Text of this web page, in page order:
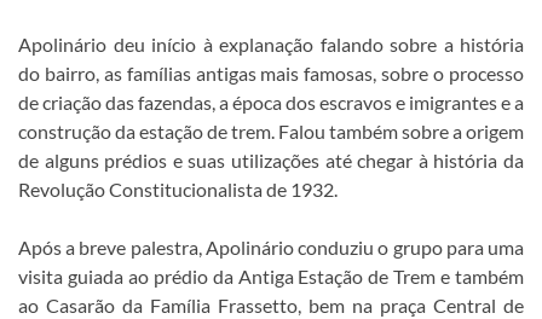
Apolinário deu início à explanação falando sobre a história
do bairro, as famílias antigas mais famosas, sobre o processo
de criação das fazendas, a época dos escravos e imigrantes e a
construção da estação de trem. Falou também sobre a origem
de alguns prédios e suas utilizações até chegar à história da
Revolução Constitucionalista de 1932.
Após a breve palestra, Apolinário conduziu o grupo para uma
visita guiada ao prédio da Antiga Estação de Trem e também
ao Casarão da Família Frassetto, bem na praça Central de